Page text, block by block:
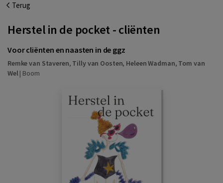
Terug
Herstel in de pocket - cliënten
Voor cliënten en naasten in de ggz
Remke van Staveren, Tilly van Oosten, Heleen Wadman, Tom van
Wel| Boom